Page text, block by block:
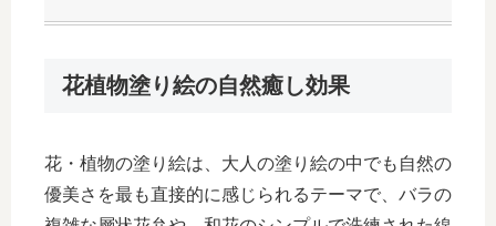
花植物塗り絵の自然癒し効果
花・植物の塗り絵は、大人の塗り絵の中でも自然の
優美さを最も直接的に感じられるテーマで、バラの